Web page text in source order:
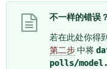
不一样的错误？
若在此处你得
第二步中将
polls/